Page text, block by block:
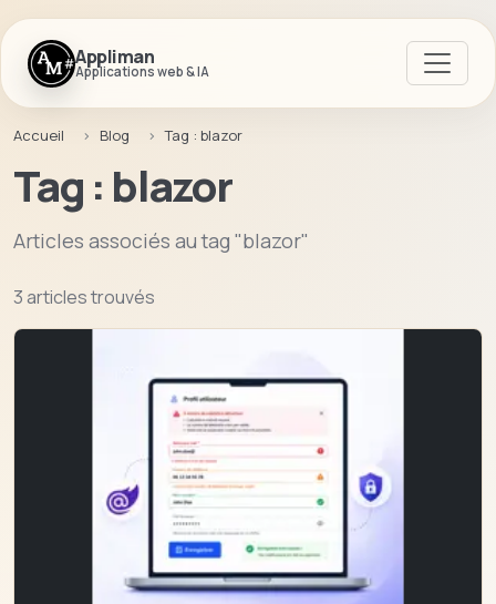
Appliman
Applications web & IA
Accueil Blog Tag : blazor
Tag : blazor
Articles associés au tag "blazor"
3 articles trouvés